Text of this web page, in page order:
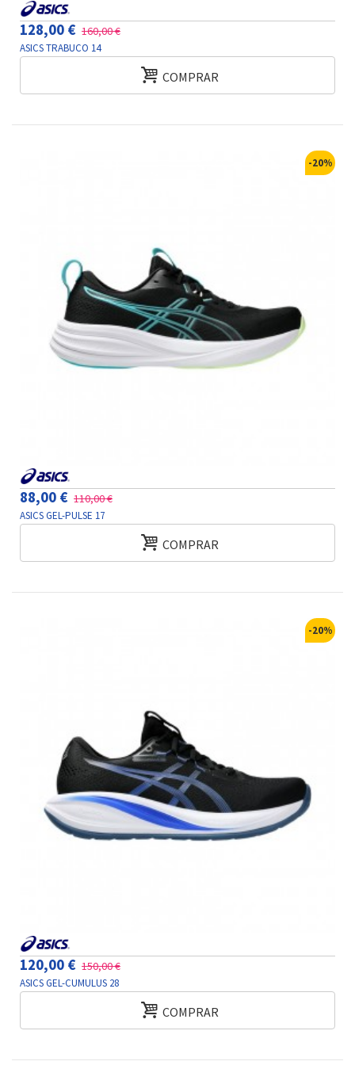
128,00 € 160,00 €
ASICS TRABUCO 14
COMPRAR
-20%
88,00 € 110,00 €
ASICS GEL-PULSE 17
COMPRAR
-20%
120,00 € 150,00 €
ASICS GEL-CUMULUS 28
COMPRAR